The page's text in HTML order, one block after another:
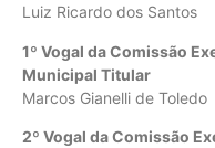
Luiz Ricardo dos Santos
1º Vogal da Comissão
Municipal Titular
Marcos Gianelli de Toledo
2º Vogal da Comissão